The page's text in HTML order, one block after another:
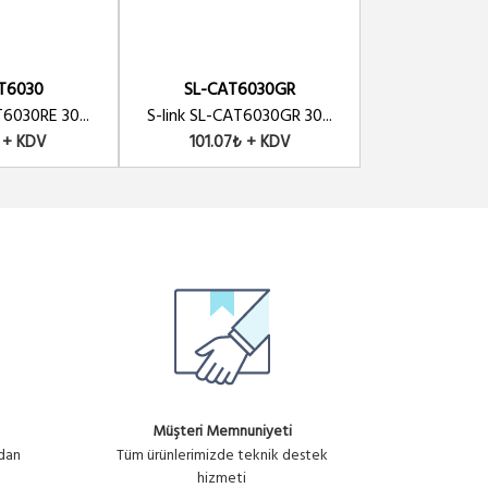
30...
KDV
SL-CAT6030GR
S-link SL-CAT6030GR 30...
101.07₺ + KDV
Müşteri Memnuniyeti
Tüm ürünlerimizde teknik destek
hizmeti